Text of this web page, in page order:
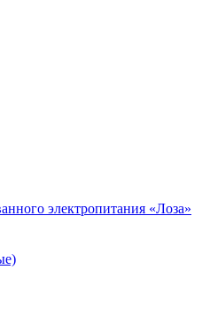
электропитания «Лоза»